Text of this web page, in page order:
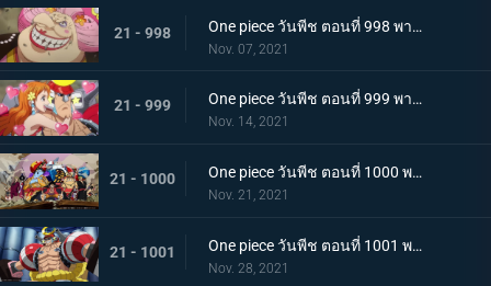
21 - 998 One piece วันพีช ตอนที่ 998 พากย์ไทย ซุสเป็นปฏิปักษ์! นามิเข้าตาจน!
Nov. 07, 2021
21 - 999 One piece วันพีช ตอนที่ 999 พากย์ไทย เราจะปกป้องเจ้า การพบกันระหว่างยามาโตะกับโมโมโนะสุเกะ
Nov. 14, 2021
21 - 1000 One piece วันพีช ตอนที่ 1000 พากย์ไทย กำลังรบเหนือระดับ! กลุ่มหมวกฟางรวมพล
Nov. 21, 2021
21 - 1001 One piece วันพีช ตอนที่ 1001 พากย์ไทย การเชื้อเชิญที่อันตราย แผนกำจัดควีน
Nov. 28, 2021